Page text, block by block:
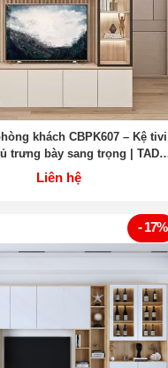
khách CBPK607 – Kệ tivi
trưng bày sang trọng | TADA
Việt Nam
Liên hệ
- 17%